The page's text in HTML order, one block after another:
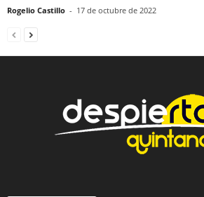
Rogelio Castillo - 17 de octubre de 2022